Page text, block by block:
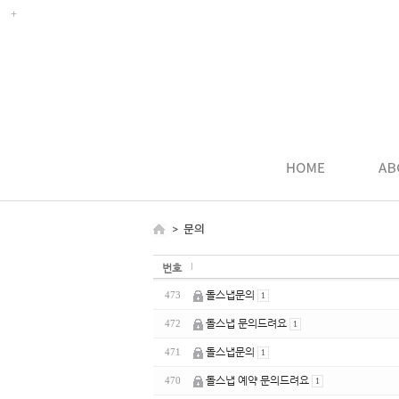
번호
473 돌스냅문의 1
472 돌스냅 문의드려요 1
471 돌스냅문의 1
470 돌스냅 예약 문의드려요 1